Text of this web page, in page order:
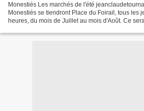
Monestiés Les marchés de l'été
Monestiés se tiendront Place du Foirail, tous les
heures, du mois de Juillet au mois d'Août. Ce